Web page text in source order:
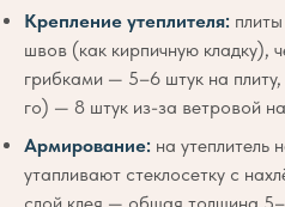
Крепление утеплителя:
швов (как кирпичную кладку),
грибками — 5–6 штук на
го) — 8 штук из-за ветровой
Армирование: на утеплитель
утапливают стеклосетку с